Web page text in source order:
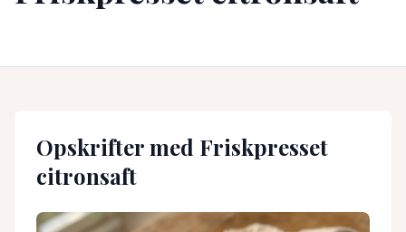
Opskrifter med Friskpresset
citronsaft